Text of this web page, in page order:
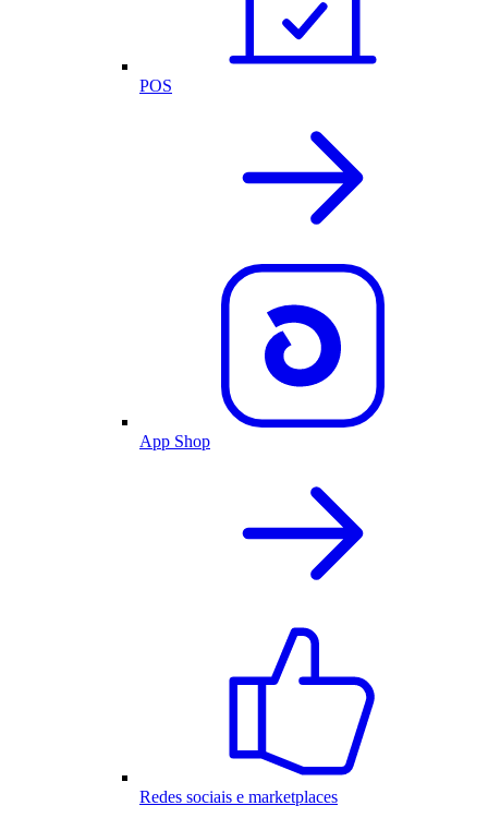
POS
App Shop
Redes sociais e marketplaces